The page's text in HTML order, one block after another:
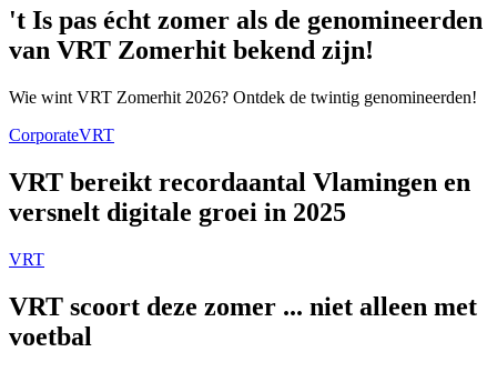
't Is pas écht zomer als de genomineerden
van VRT Zomerhit bekend zijn!
Wie wint VRT Zomerhit 2026? Ontdek de twintig genomineerden!
CorporateVRT
VRT bereikt recordaantal Vlamingen en
versnelt digitale groei in 2025
VRT
VRT scoort deze zomer ... niet alleen met
voetbal